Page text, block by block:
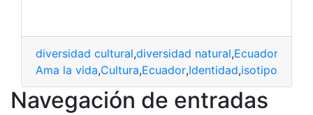
diversidad cultural,diversidad natural,Ecuador Ama
Ama la vida,Cultura,Ecuador,Identidad,isotipo
Navegación de entradas